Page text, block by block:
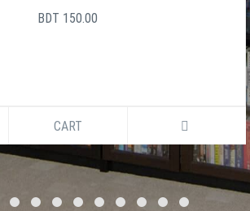
BDT 150.00
CART